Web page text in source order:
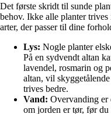
Det første skridt til sunde
behov. Ikke alle planter
arter, der passer til dine
Lys: Nogle planter
På en sydvendt altan
lavendel, rosmarin og
altan, vil
trives bedre.
Vand: Overvanding er
om jorden er tør, før